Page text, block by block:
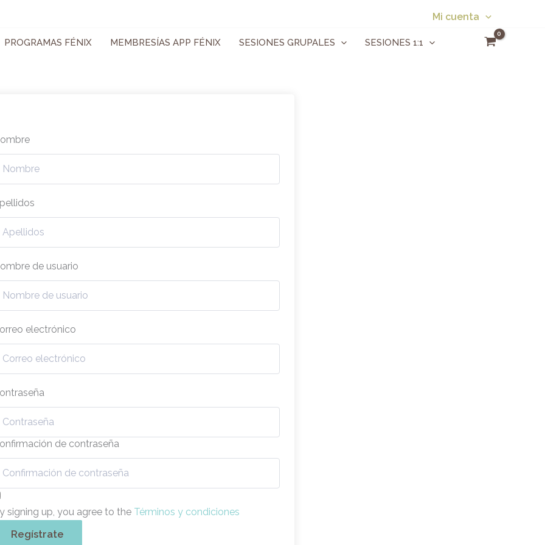
Mi cuenta
PROGRAMAS FÉNIX MEMBRESÍAS APP FÉNIX SESIONES GRUPALES SESIONES 1:1
de usuario
electrónico
de contraseña
signing up, you agree to the Términos y condiciones
Regístrate